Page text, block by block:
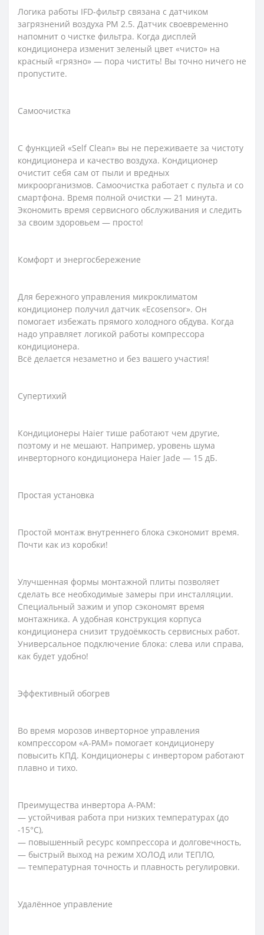
Логика работы IFD-фильтр связана с датчиком
загрязнений воздуха PM 2.5. Датчик своевременно
напомнит о чистке фильтра. Когда дисплей
кондиционера изменит зеленый цвет «чисто» на
красный «грязно» — пора чистить! Вы точно ничего не
пропустите.
Самоочистка
С функцией «Self Clean» вы не переживаете за чистоту
кондиционера и качество воздуха. Кондиционер
очистит себя сам от пыли и вредных
микроорганизмов. Самоочистка работает с пульта и со
смартфона. Время полной очистки — 21 минута.
Экономить время сервисного обслуживания и следить
за своим здоровьем — просто!
Комфорт и энергосбережение
Для бережного управления микроклиматом
кондиционер получил датчик «Ecosensor». Он
помогает избежать прямого холодного обдува. Когда
надо управляет логикой работы компрессора
кондиционера.
Всё делается незаметно и без вашего участия!
Супертихий
Кондиционеры Haier тише работают чем другие,
поэтому и не мешают. Например, уровень шума
инверторного кондиционера Haier Jade — 15 дБ.
Простая установка
Простой монтаж внутреннего блока сэкономит время.
Почти как из коробки!
Улучшенная формы монтажной плиты позволяет
сделать все необходимые замеры при инсталляции.
Специальный зажим и упор сэкономят время
монтажника. А удобная конструкция корпуса
кондиционера снизит трудоёмкость сервисных работ.
Универсальное подключение блока: слева или справа,
как будет удобно!
Эффективный обогрев
Во время морозов инверторное управления
компрессором «A-PAM» помогает кондиционеру
повысить КПД. Кондиционеры с инвертором работают
плавно и тихо.
Преимущества инвертора A-PAM:
— устойчивая работа при низких температурах (до
-15°С),
— повышенный ресурс компрессора и долговечность,
— быстрый выход на режим ХОЛОД или ТЕПЛО,
— температурная точность и плавность регулировки.
Удалённое управление